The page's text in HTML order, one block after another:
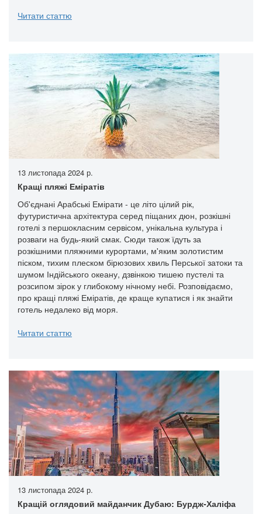
Читати статтю
13 листопада 2024 р.
Кращі пляжі Еміратів
Об'єднані Арабські Емірати - це літо цілий рік,
футуристична архітектура серед піщаних дюн, розкішні
готелі з першокласним сервісом, унікальна культура і
розваги на будь-який смак. Сюди також їдуть за
розкішними пляжними курортами, м'яким золотистим
піском, тихим плеском бірюзових хвиль Перської затоки та
шумом Індійського океану, дзвінкою тишею пустелі та
розсипом зірок у глибокому нічному небі. Розповідаємо,
про кращі пляжі Еміратів, де краще купатися і як знайти
готель недалеко від моря.
Читати статтю
13 листопада 2024 р.
Кращій оглядовий майданчик Дубаю: Бурдж-Халіфа